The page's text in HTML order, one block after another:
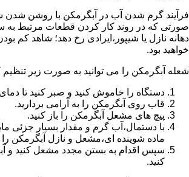
فرآیند گرم شدن آب در آبگرمکن با روشن شدن
صورتی که در روند کار کردن قطعات مرتبط به
دهانه نازل یا شیپور،ایرادی رخ دهد؛ شاهد کم
خواهید بود.
شعله آبگرمکن را می توانید به صورت زیر تنظیم
دستگاه را خاموش کنید و صبر کنید تا
قاب روی آبگرمکن را به آرامی بردارید.
پیچ های مشعل آبگرمکن را باز کنید.
با دستمال،آب گرم و مقدار بسیار جزئی
ماده شوینده ای،مشعل و نازل آبگرمکن را
سپس اقدام به بستن مجدد مشعل کنید و
کنید.